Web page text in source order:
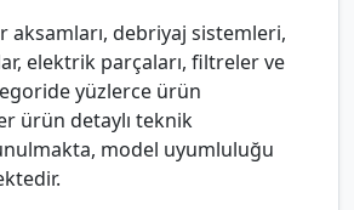
aksamları, debriyaj sistemleri,
elektrik parçaları, filtreler ve
yüzlerce ürün
ürün detaylı teknik
model uyumluluğu